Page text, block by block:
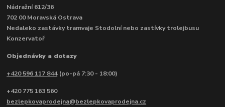
Nádražní 612/36
702 00 Moravská Ostrava
Nedaleko zastávky tramvaje Stodolní nebo zastívky trolejbusu
Konzervatoř
Objednávky a dotazy
+420 596 117 844 (po-pá 7:30 - 18:00)
+420 775 163 560
bezlepkovaprodejna@bezlepkovaprodejna.cz